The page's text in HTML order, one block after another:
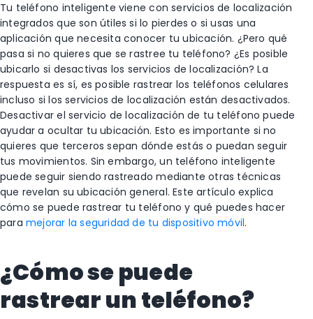
Tu teléfono inteligente viene con servicios de localización
integrados que son útiles si lo pierdes o si usas una
aplicación que necesita conocer tu ubicación. ¿Pero qué
pasa si no quieres que se rastree tu teléfono? ¿Es posible
ubicarlo si desactivas los servicios de localización? La
respuesta es sí, es posible rastrear los teléfonos celulares
incluso si los servicios de localización están desactivados.
Desactivar el servicio de localización de tu teléfono puede
ayudar a ocultar tu ubicación. Esto es importante si no
quieres que terceros sepan dónde estás o puedan seguir
tus movimientos. Sin embargo, un teléfono inteligente
puede seguir siendo rastreado mediante otras técnicas
que revelan su ubicación general. Este artículo explica
cómo se puede rastrear tu teléfono y qué puedes hacer
paramejorar la seguridad de tu dispositivo móvil.
¿Cómo se puede
rastrear un teléfono?